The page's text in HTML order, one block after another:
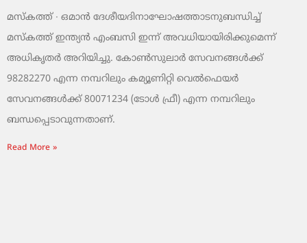
മസ്‌കത്ത് ∙ ഒമാൻ ദേശീയദിനാഘോഷത്താടനുബന്ധിച്ച്
മസ്‌കത്ത് ഇന്ത്യൻ എംബസി ഇന്ന് അവധിയായിരിക്കുമെന്ന്
അധികൃതർ അറിയിച്ചു. കോൺസുലാർ സേവനങ്ങൾക്ക്
98282270 എന്ന നമ്പറിലും കമ്യൂണിറ്റി വെൽഫെയർ
സേവനങ്ങൾക്ക് 80071234 (ടോൾ ഫ്രീ) എന്ന നമ്പറിലും
ബന്ധപ്പെടാവുന്നതാണ്.
Read More »